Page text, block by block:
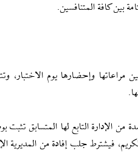
بين كافة المتنافسين.
مراعاتها وإحضارها يوم الاختبار،
من الإدارة التابع لها المتسابق تثبت
فيشترط جلب إفادة من المديرية